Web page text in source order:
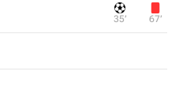
35‎’‎ 67‎’‎